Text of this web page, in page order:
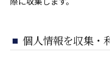
個人情報を収集・